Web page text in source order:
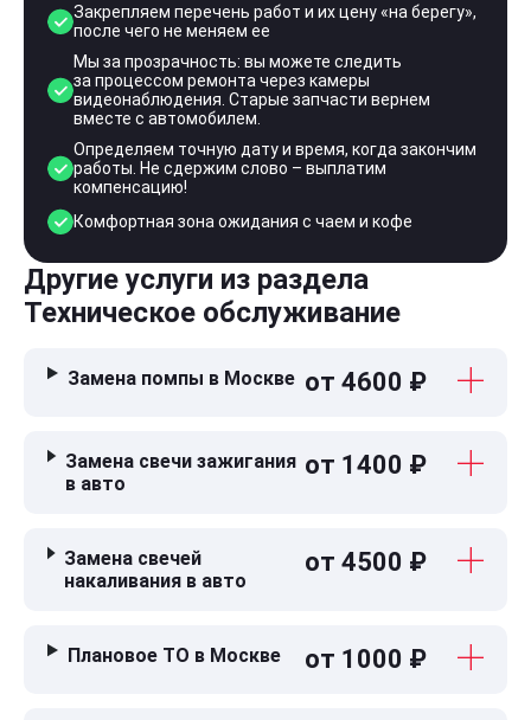
Закрепляем перечень работ и их цену «на берегу»,
после чего не меняем ее
Мы за прозрачность: вы можете следить
за процессом ремонта через камеры
видеонаблюдения. Старые запчасти вернем
вместе с автомобилем.
Определяем точную дату и время, когда закончим
работы. Не сдержим слово – выплатим
компенсацию!
Комфортная зона ожидания с чаем и кофе
Другие услуги из раздела
Техническое обслуживание
Замена помпы в Москве от 4600 ₽
Замена свечи зажигания
в авто
от 1400 ₽
Замена свечей
накаливания в авто
от 4500 ₽
Плановое ТО в Москве от 1000 ₽